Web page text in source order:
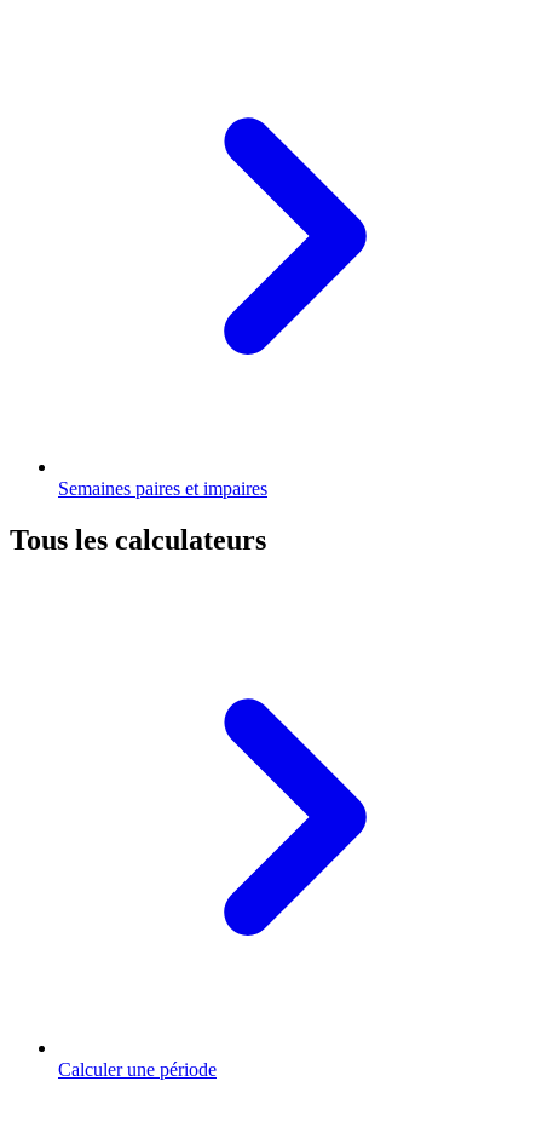
Semaines paires et impaires
Tous les calculateurs
Calculer une période